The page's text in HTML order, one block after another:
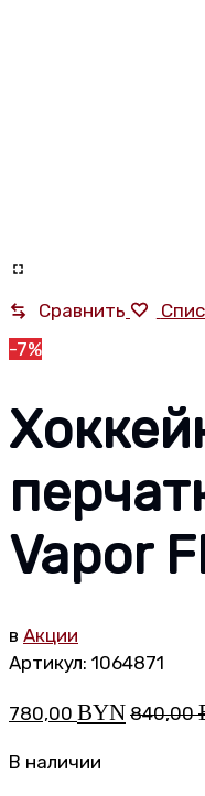
Сравнить
-7%
Vapor
в Акции
Артикул: 1064871
780,00 BYN 840,00
В наличии